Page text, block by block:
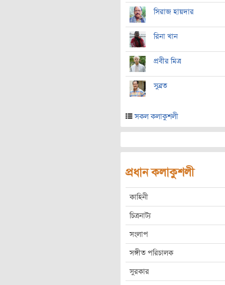
সিরাজ হায়দার
রিনা খান
প্রবীর মিত্র
সুব্রত
সকল কলাকুশলী
প্রধান কলাকুশলী
কাহিনী
চিত্রনাট্য
সংলাপ
সঙ্গীত পরিচালক
সুরকার